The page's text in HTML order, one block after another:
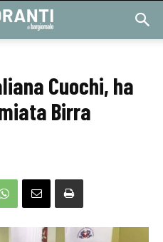
Cuochi, ha
Birra